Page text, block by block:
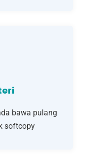
bawa pulang
softcopy